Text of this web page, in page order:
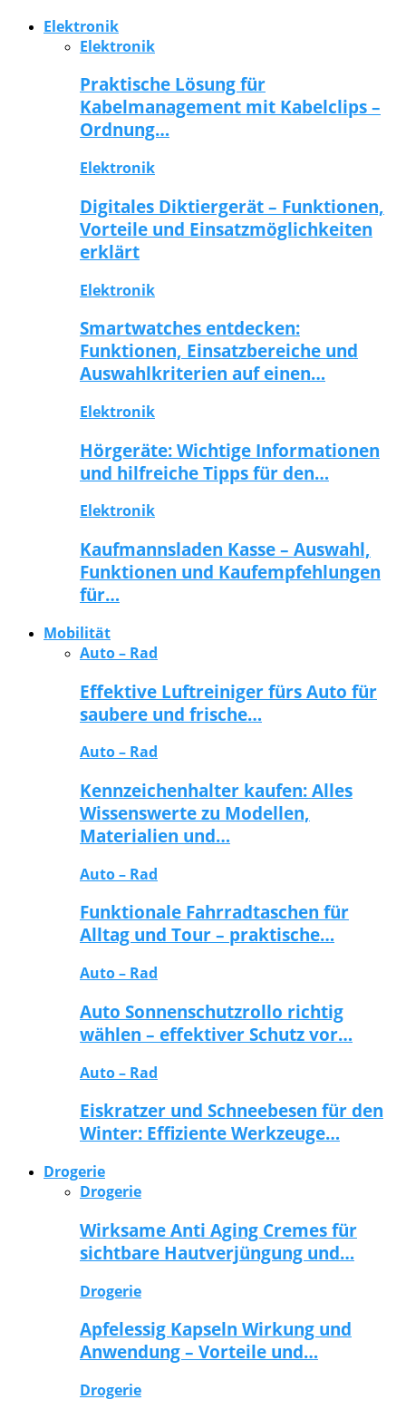
Elektronik
Elektronik
Praktische Lösung für
Kabelmanagement mit Kabelclips –
Ordnung…
Elektronik
Digitales Diktiergerät – Funktionen,
Vorteile und Einsatzmöglichkeiten
erklärt
Elektronik
Smartwatches entdecken:
Funktionen, Einsatzbereiche und
Auswahlkriterien auf einen…
Elektronik
Hörgeräte: Wichtige Informationen
und hilfreiche Tipps für den…
Elektronik
Kaufmannsladen Kasse – Auswahl,
Funktionen und Kaufempfehlungen
für…
Mobilität
Auto – Rad
Effektive Luftreiniger fürs Auto für
saubere und frische…
Auto – Rad
Kennzeichenhalter kaufen: Alles
Wissenswerte zu Modellen,
Materialien und…
Auto – Rad
Funktionale Fahrradtaschen für
Alltag und Tour – praktische…
Auto – Rad
Auto Sonnenschutzrollo richtig
wählen – effektiver Schutz vor…
Auto – Rad
Eiskratzer und Schneebesen für den
Winter: Effiziente Werkzeuge…
Drogerie
Drogerie
Wirksame Anti Aging Cremes für
sichtbare Hautverjüngung und…
Drogerie
Apfelessig Kapseln Wirkung und
Anwendung – Vorteile und…
Drogerie